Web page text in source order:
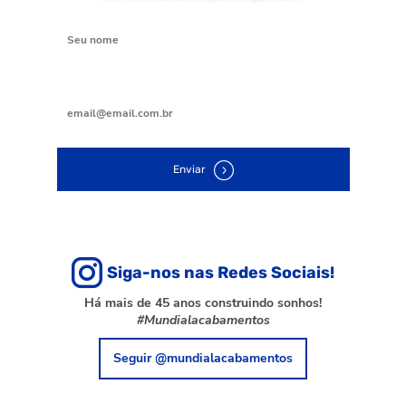
Enviar
Siga-nos nas Redes Sociais!
Há mais de 45 anos construindo sonhos!
#Mundialacabamentos
Seguir @mundialacabamentos